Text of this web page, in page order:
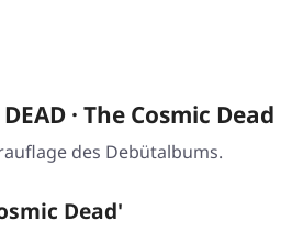
· The Cosmic Dead
des Debütalbums.
Dead'